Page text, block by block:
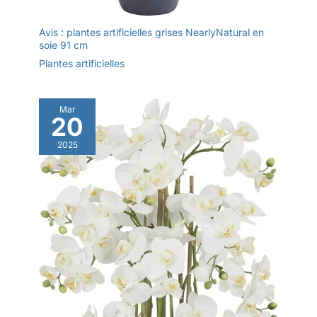
Avis : plantes artificielles grises NearlyNatural en
soie 91 cm
Plantes artificielles
Mar
20
2025